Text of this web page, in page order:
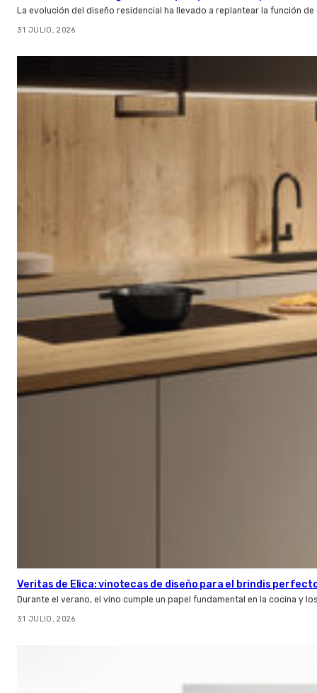
La evolución del diseño residencial ha llevado a replantear la función
31 JULIO, 2026
Veritas de Elica: vinotecas de diseño para el brindis
Durante el verano, el vino cumple un papel fundamental en la cocina y
31 JULIO, 2026